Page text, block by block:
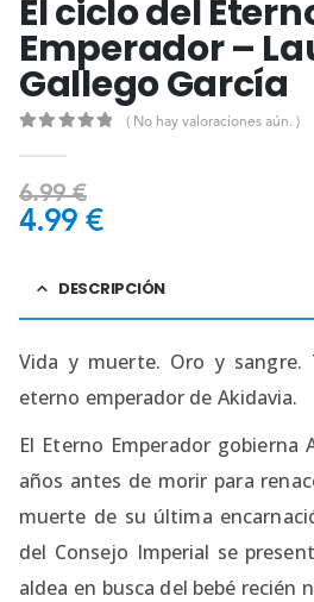
El ciclo del
Emperador –
Gallego García
( No hay valoraciones aún. )
6.99€
4.99 €
DESCRIPCIÓN
Vida y muerte. Oro y
eterno emperador de Akidavia.
El Eterno Emperador gobierna
años antes de morir para
muerte de su última
del Consejo Imperial se
aldea en busca del bebé recién